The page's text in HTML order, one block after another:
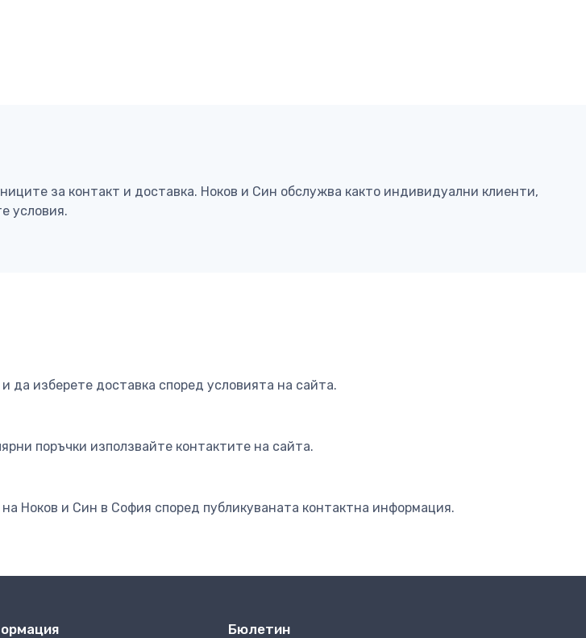
за контакт и доставка. Ноков и Син обслужва както индивидуални клиенти,
условия.
изберете доставка според условията на сайта.
поръчки използвайте контактите на сайта.
Ноков и Син в София според публикуваната контактна информация.
Бюлетин